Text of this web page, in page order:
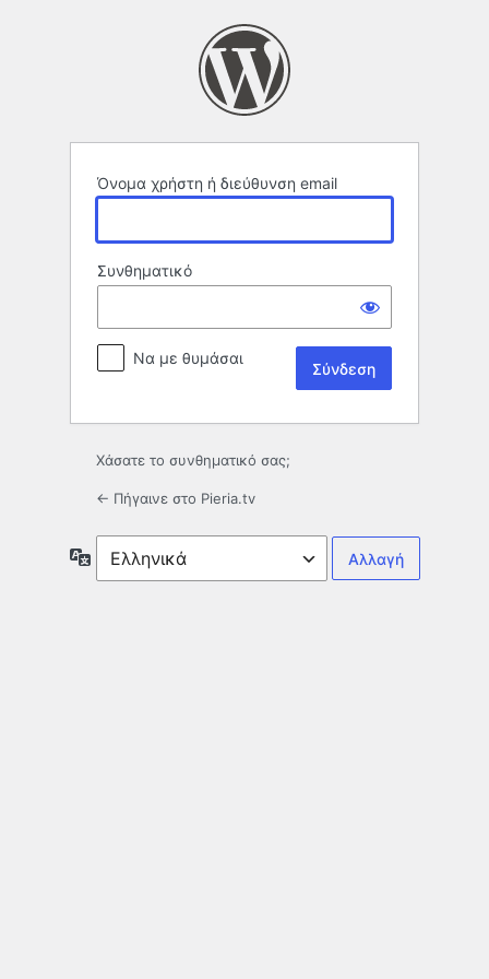
Όνομα χρήστη ή διεύθυνση email
Συνθηματικό
Να με θυμάσαι
Χάσατε το συνθηματικό σας;
← Πήγαινε στο Pieria.tv
Γλώσσα